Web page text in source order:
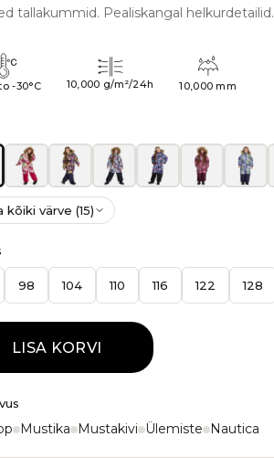
tallakummid. Pealiskangal helkurdetailid.
-30°C 10,000 g/m²/24h 10,000 mm
kõiki värve (15)
98 104 110 116 122 128
LISA KORVI
Mustika Mustakivi Ülemiste Nautica